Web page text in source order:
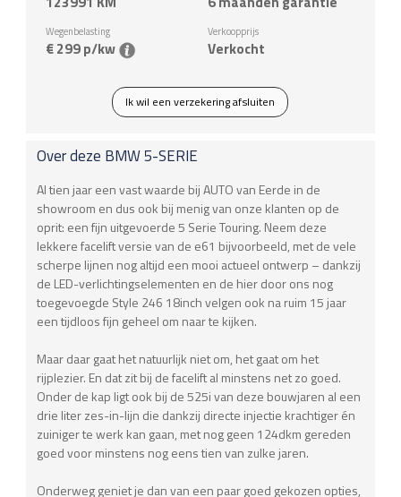
Wegenbelasting
€ 299 p/kw
Verkoopprijs
Verkocht
Ik wil een verzekering afsluiten
Over deze BMW5-SERIE
Al tien jaar een vast waarde bij AUTO van Eerde in de
showroom en dus ook bij menig van onze klanten op de
oprit: een fijn uitgevoerde 5 Serie Touring. Neem deze
lekkere facelift versie van de e61 bijvoorbeeld, met de vele
scherpe lijnen nog altijd een mooi actueel ontwerp – dankzij
de LED-verlichtingselementen en de hier door ons nog
toegevoegde Style 246 18inch velgen ook na ruim 15 jaar
een tijdloos fijn geheel om naar te kijken.
Maar daar gaat het natuurlijk niet om, het gaat om het
rijplezier. En dat zit bij de facelift al minstens net zo goed.
Onder de kap ligt ook bij de 525i van deze bouwjaren al een
drie liter zes-in-lijn die dankzij directe injectie krachtiger én
zuiniger te werk kan gaan, met nog geen 124dkm gereden
goed voor minstens nog eens tien van zulke jaren.
Onderweg geniet je dan van een paar goed gekozen opties,